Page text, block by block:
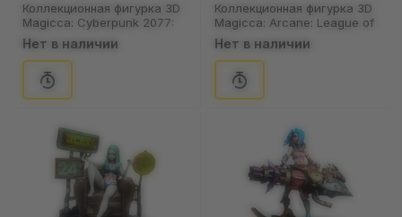
Коллекционная фигурка 3D
Magicca: Cyberpunk 2077:
Johnny Silverhand, (80033)
Нет в наличии
Коллекционная фигурка 3D
Magicca: Arcane: League of
Legends: Jinx (Balloon
Platform), (80041)
Нет в наличии